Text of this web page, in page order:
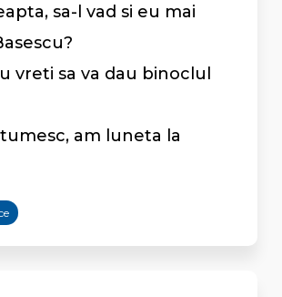
sa-l vad si eu mai
vreti sa va dau binoclul
am luneta la